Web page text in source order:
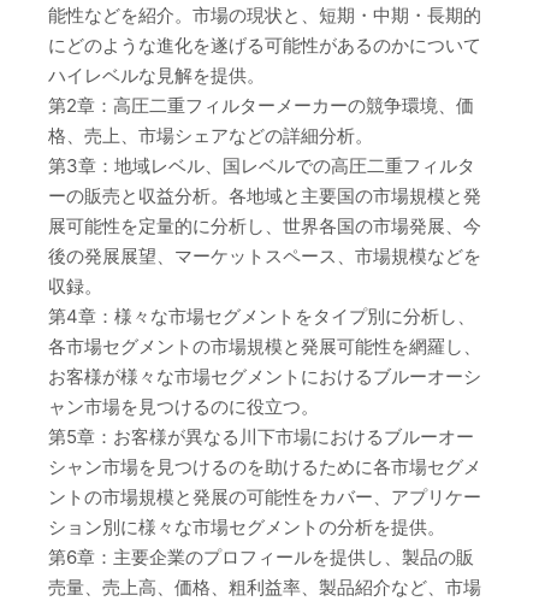
能性などを紹介。市場の現状と、短期・中期・長期的
にどのような進化を遂げる可能性があるのかについて
ハイレベルな見解を提供。
第2章：高圧二重フィルターメーカーの競争環境、価
格、売上、市場シェアなどの詳細分析。
第3章：地域レベル、国レベルでの高圧二重フィルタ
ーの販売と収益分析。各地域と主要国の市場規模と発
展可能性を定量的に分析し、世界各国の市場発展、今
後の発展展望、マーケットスペース、市場規模などを
収録。
第4章：様々な市場セグメントをタイプ別に分析し、
各市場セグメントの市場規模と発展可能性を網羅し、
お客様が様々な市場セグメントにおけるブルーオーシ
ャン市場を見つけるのに役立つ。
第5章：お客様が異なる川下市場におけるブルーオー
シャン市場を見つけるのを助けるために各市場セグメ
ントの市場規模と発展の可能性をカバー、アプリケー
ション別に様々な市場セグメントの分析を提供。
第6章：主要企業のプロフィールを提供し、製品の販
売量、売上高、価格、粗利益率、製品紹介など、市場